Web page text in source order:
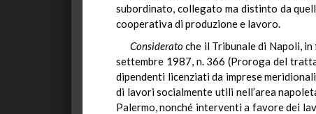
subordinato, collegato ma distinto da
cooperativa di produzione e lavoro.
Consideratoche il Tribunale di Napoli,
settembre 1987, n. 366 (Proroga del
dipendenti licenziati da imprese
di lavori socialmente utili nell’area
Palermo, nonché interventi a favore dei